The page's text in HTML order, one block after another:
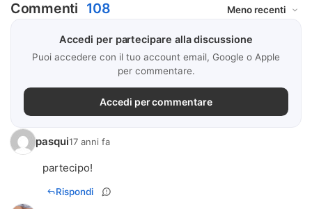
Commenti 108
Accedi per partecipare alla discussione
Puoi accedere con il tuo account email, Google o Apple
per commentare.
Accedi per commentare
pasqui17 anni fa
partecipo!
Rispondi